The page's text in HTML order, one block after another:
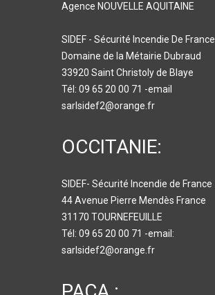
Agence NOUVELLE AQUITAINE
SIDEF - Sécurité Incendie De France
Domaine de la Métairie Dubraud
33920 Saint Christoly de Blaye
Tél: 09 65 20 00 71 -email
sarlsidef2@orange.fr
OCCITANIE:
SIDEF- Sécurité Incendie de France
44 Avenue Pierre Mendès France
31170 TOURNEFEUILLE
Tél: 09 65 20 00 71 -email:
sarlsidef2@orange.fr